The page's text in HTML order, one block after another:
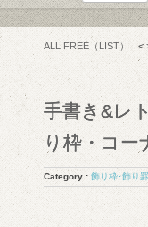
テクスチャ･
フリーフォン
アイコン
チュートリア
フリーソフト
PC便利機能
WEBテンプ
ALL FREE（LIST） <
手書き&レ
り枠・コー
Category : 飾り枠･飾り